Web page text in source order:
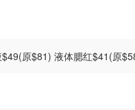
原$81) 液体腮红$41(原